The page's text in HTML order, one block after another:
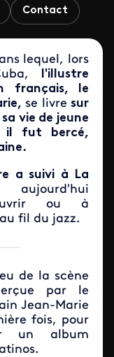
Contact
lequel, lors
l'illustre
français, le
se livresur
vie de jeune
il fut bercé,
.
a suivi à La
ou à
fil du jazz.
de la scène
par le
Jean-Marie
fois, pour
un album